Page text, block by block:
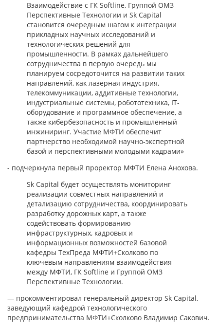
Взаимодействие с ГК Softline, Группой ОМЗ
Перспективные Технологии и Sk Capital
становится очередным шагом к интеграции
прикладных научных исследований и
технологических решений для
промышленности. В рамках дальнейшего
сотрудничества в первую очередь мы
планируем сосредоточится на развитии таких
направлений, как лазерная индустрия,
телекоммуникации, аддитивные технологии,
индустриальные системы, робототехника, IT-
оборудование и программное обеспечение, а
также кибербезопасность и промышленный
инжиниринг. Участие МФТИ обеспечит
партнерство необходимой научно-экспертной
базой и перспективными молодыми кадрами»
- подчеркнула первый проректор МФТИ Елена Анохова.
Sk Capital будет осуществлять мониторинг
реализации совместных направлений и
детализацию сотрудничества, координировать
разработку дорожных карт, а также
содействовать формированию
инфраструктурных, кадровых и
информационных возможностей базовой
кафедры ТехПреда МФТИ+Сколково по
ключевым направлениям взаимодействия
между МФТИ, ГК Softline и Группой ОМЗ
Перспективные Технологии.
— прокомментировал генеральный директор Sk Capital,
заведующий кафедрой технологического
предпринимательства МФТИ+Сколково Владимир Сакович.